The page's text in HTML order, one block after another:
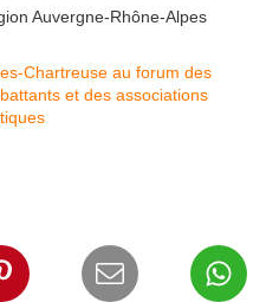
Auvergne-Rhône-Alpes